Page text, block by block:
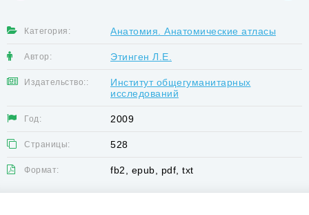
Категория: Анатомия. Анатомические атласы
Автор: Этинген Л.Е.
Издательство::
Институт общегуманитарных
исследований
Год: 2009
Страницы: 528
Формат: fb2, epub, pdf, txt